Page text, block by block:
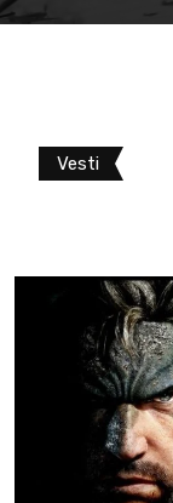
Vesti